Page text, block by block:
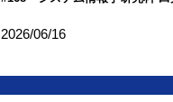
2026/06/16